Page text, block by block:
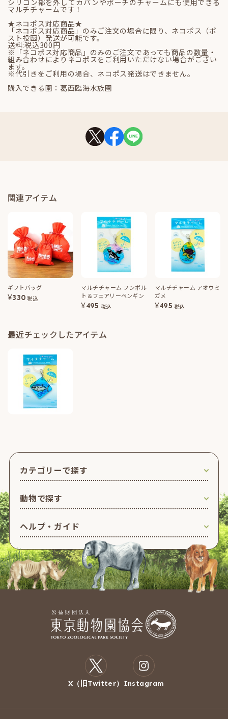
マルチチャームです！
★ネコポス対応商品★
「ネコポス対応商品」のみご注文の場合に限り、ネコポス（ポ
スト投函）発送が可能です。
送料:税込300円
※「ネコポス対応商品」のみのご注文であっても商品の数量・
組み合わせによりネコポスをご利用いただけない場合がござい
ます。
※代引きをご利用の場合、ネコポス発送はできません。
購入できる園：葛西臨海水族園
関連アイテム
ギフトバッグ
¥330 税込
マルチチャーム フンボル
ト＆フェアリーペンギン
¥495 税込
マルチチャーム アオウミ
ガメ
¥495 税込
最近チェックしたアイテム
カテゴリーで探す
動物で探す
ヘルプ・ガイド
X（旧Twitter） Instagram